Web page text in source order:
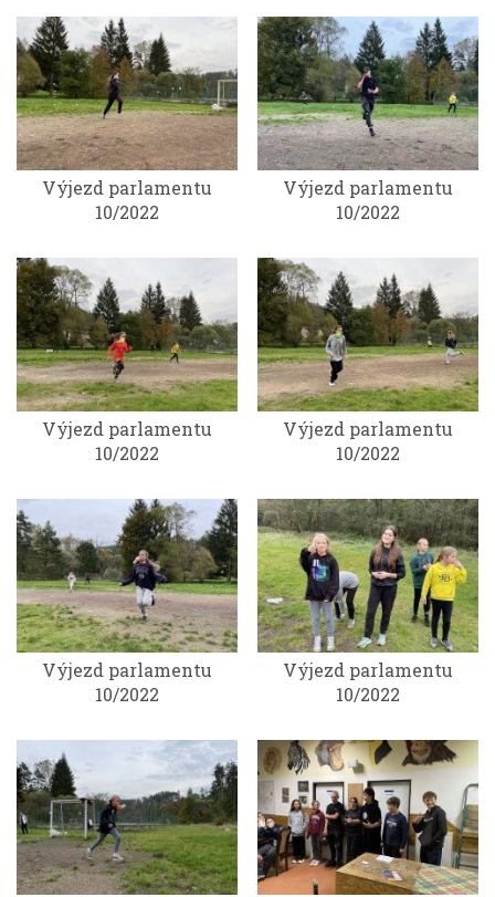
Výjezd parlamentu
10/2022
Výjezd parlamentu
10/2022
Výjezd parlamentu
10/2022
Výjezd parlamentu
10/2022
Výjezd parlamentu
10/2022
Výjezd parlamentu
10/2022